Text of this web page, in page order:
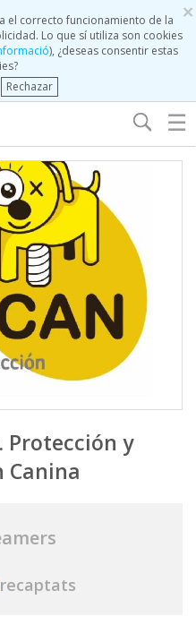
×
el correcto funcionamiento de la
Lo que sí utiliza son cookies
), ¿deseas consentir estas
Rechazar
☰
Protección y
Canina
recaptats